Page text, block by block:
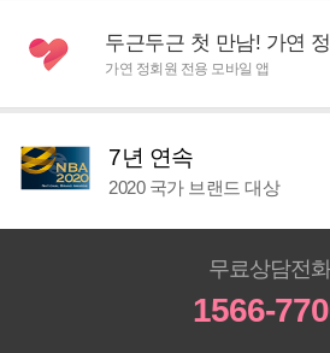
두근두근 첫 만남! 가연
가연 정회원 전용 모바일 앱
7년 연속
2020 국가 브랜드 대상
무료상담전화
1566-